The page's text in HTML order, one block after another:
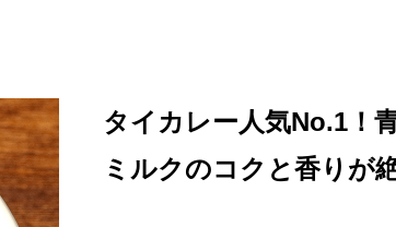
タイカレー人気No.1！
ミルクのコクと香りが